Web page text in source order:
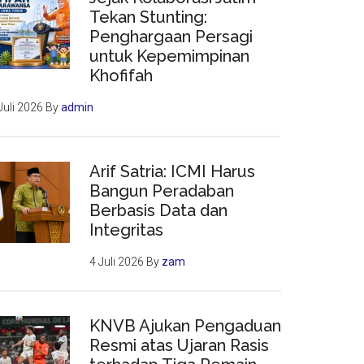
Tekan Stunting:
Penghargaan Persagi
untuk Kepemimpinan
Khofifah
2026 Byadmin
Arif Satria: ICMI Harus
Bangun Peradaban
Berbasis Data dan
Integritas
4 Juli 2026 By zam
KNVB Ajukan Pengaduan
Resmi atas Ujaran Rasis